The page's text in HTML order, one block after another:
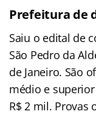
Prefeitura de
Saiu o edital de
São Pedro da
de Janeiro. São
médio e
R$ 2 mil. Provas